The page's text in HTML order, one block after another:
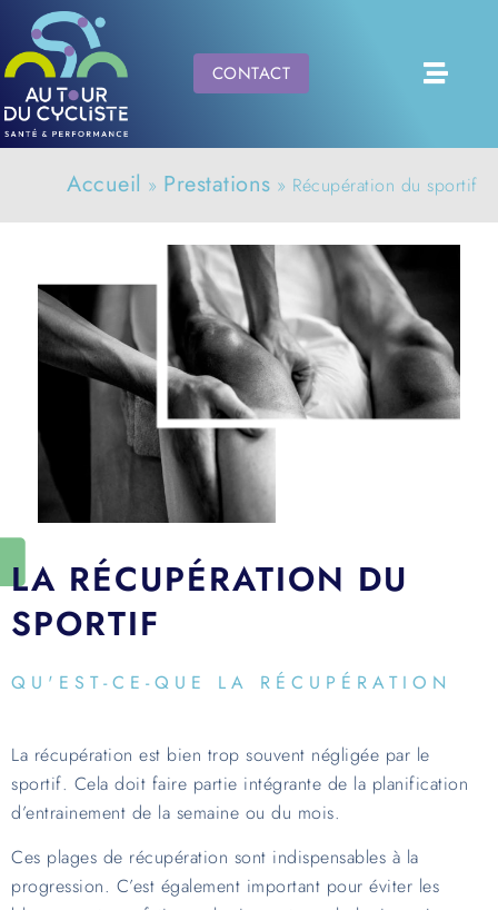
CONTACT
Accueil » Prestations » Récupération du sportif
LA RÉCUPÉRATION DU
SPORTIF
QU'EST-CE-QUE LA RÉCUPÉRATION
La récupération est bien trop souvent négligée par le
sportif. Cela doit faire partie intégrante de la planification
d’entrainement de la semaine ou du mois.
Ces plages de récupération sont indispensables à la
progression. C’est également important pour éviter les